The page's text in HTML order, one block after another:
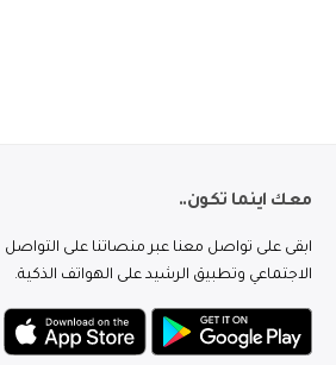
معك اينما تكون..
ابقى على تواصل معنا عبر منصاتنا على التواصل
الاجتماعي وتطبيق الرشيد على الهواتف الذكية.